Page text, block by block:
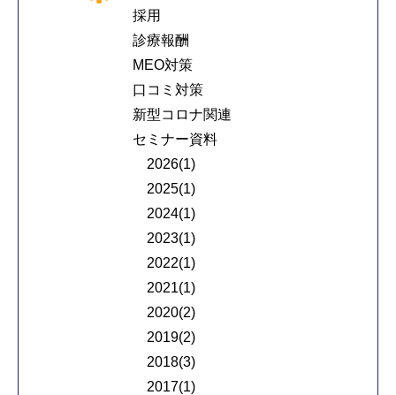
採用
診療報酬
MEO対策
口コミ対策
新型コロナ関連
セミナー資料
2026(1)
2025(1)
2024(1)
2023(1)
2022(1)
2021(1)
2020(2)
2019(2)
2018(3)
2017(1)